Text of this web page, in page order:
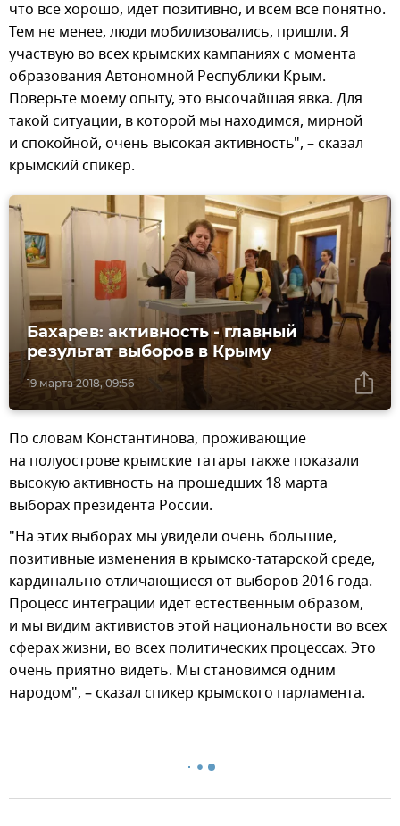
что все хорошо, идет позитивно, и всем все понятно.
Тем не менее, люди мобилизовались, пришли. Я
участвую во всех крымских кампаниях с момента
образования Автономной Республики Крым.
Поверьте моему опыту, это высочайшая явка. Для
такой ситуации, в которой мы находимся, мирной
и спокойной, очень высокая активность", – сказал
крымский спикер.
19 марта 2018, 09:56
Бахарев: активность - главный
результат выборов в Крыму
По словам Константинова, проживающие
на полуострове крымские татары также показали
высокую активность на прошедших 18 марта
выборах президента России.
"На этих выборах мы увидели очень большие,
позитивные изменения в крымско-татарской среде,
кардинально отличающиеся от выборов 2016 года.
Процесс интеграции идет естественным образом,
и мы видим активистов этой национальности во всех
сферах жизни, во всех политических процессах. Это
очень приятно видеть. Мы становимся одним
народом", – сказал спикер крымского парламента.